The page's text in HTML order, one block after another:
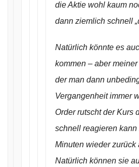
die Aktie wohl kaum
dann ziemlich schnell
Natürlich könnte es
kommen – aber
der man dann
Vergangenheit immer
Order rutscht der Kurs
schnell reagieren
Minuten wieder zurück
Natürlich können sie